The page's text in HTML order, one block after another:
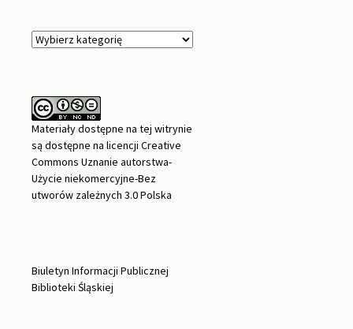
Kategorie
Materiały dostępne na tej witrynie
są dostępne na licencji Creative
Commons Uznanie autorstwa-
Użycie niekomercyjne-Bez
utworów zależnych 3.0 Polska
Biuletyn Informacji Publicznej
Biblioteki Śląskiej